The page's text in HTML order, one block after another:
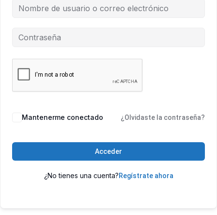
Mantenerme conectado ¿Olvidaste la contraseña?
Acceder
¿No tienes una cuenta?Regístrate ahora